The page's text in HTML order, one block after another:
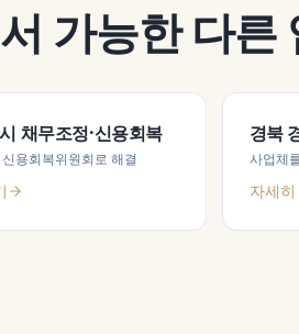
가능한 다른
채무조정·신용회복
용회복위원회로 해결
경북
사업체
자세